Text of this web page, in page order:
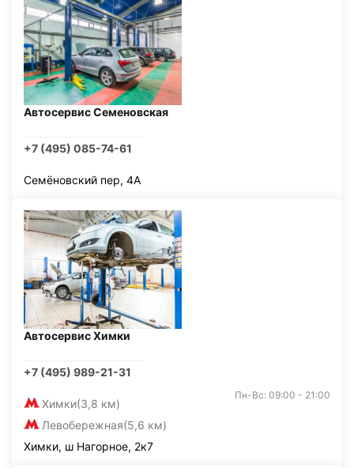
Автосервис Семеновская
+7 (495) 085-74-61
Семёновский пер, 4А
Автосервис Химки
+7 (495) 989-21-31
Химки(3,8 км)
Левобережная(5,6 км)
Пн-Вс: 09:00 - 21:00
Химки, ш Нагорное, 2к7